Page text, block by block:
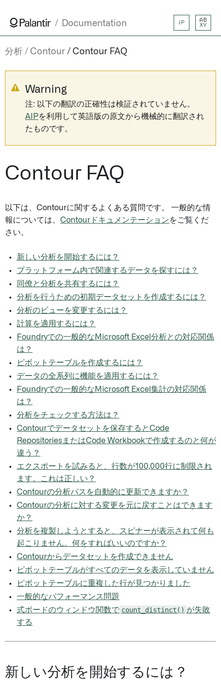
Documentation JP
AB
XY
分析 Contour Contour FAQ
Warning
注: 以下の翻訳の正確性は検証されていません。
AIPを利用して英語版の原文から機械的に翻訳され
たものです。
Contour FAQ
以下は、Contourに関するよくある質問です。 一般的な情
報については、 Contourドキュメンテーションをご覧くだ
さい。
新しい分析を開始するには？
プラットフォーム内で関連するデータを探すには？
同僚と分析を共有するには？
分析を行うための初期データセットを作成するには？
分析のビューを変更するには？
計算を適用するには？
Foundryでの一般的なMicrosoft Excel分析との対応関係
は？
ピボットテーブルを作成するには？
データの全系列に機能を適用するには？
Foundryでの一般的なMicrosoft Excel集計の対応関係
は？
分析をチェックする方法は？
Contourでデータセットを保存するとCode
RepositoriesまたはCode Workbookで作成するのと何が
違う？
エクスポートを試みると、行数が100,000行に制限され
ます。これは正しい？
Contourの分析パスを自動的に更新できますか？
Contourの分析に対する変更を元に戻すことはできます
か？
分析を複製しようとすると、スピナーが表示されて何も
起こりません。何をすればいいのですか？
Contourからデータセットを作成できません
ピボットテーブルがすべてのデータを表示していません
ピボットテーブルに重複した行が見つかりました
一般的なパフォーマンス問題
式ボードのウィンドウ関数で count_distinct() が失敗
する
新しい分析を開始するには？